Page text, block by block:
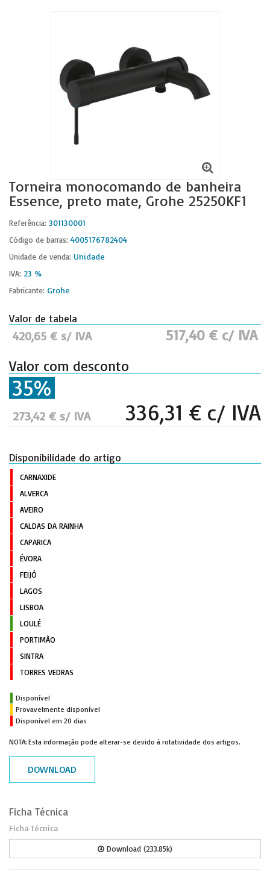
Torneira monocomando de banheira
Essence, preto mate, Grohe 25250KF1
Referência: 301130001
Código de barras: 4005176782404
Unidade de venda: Unidade
IVA: 23 %
Fabricante: Grohe
Valor de tabela
420,65 € s/ IVA 517,40 € c/ IVA
Valor com desconto
35%
273,42 € s/ IVA 336,31 € c/ IVA
Disponibilidade do artigo
CARNAXIDE
ALVERCA
AVEIRO
CALDAS DA RAINHA
CAPARICA
ÉVORA
FEIJÓ
LAGOS
LISBOA
LOULÉ
PORTIMÃO
SINTRA
TORRES VEDRAS
Disponível
Provavelmente disponível
Disponível em 20 dias
NOTA: Esta informação pode alterar-se devido à rotatividade dos artigos.
DOWNLOAD
Ficha Técnica
Ficha Técnica
Download (233.85k)